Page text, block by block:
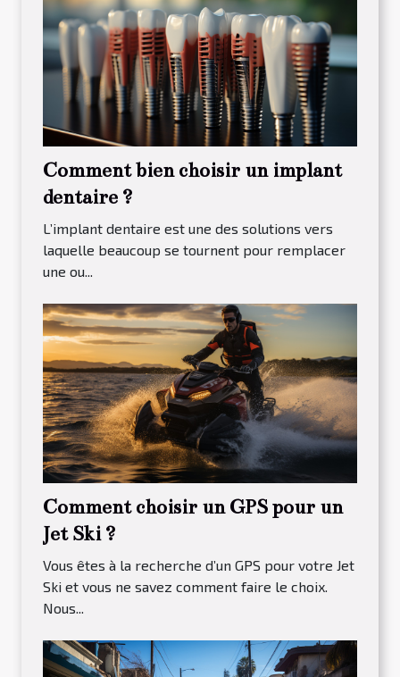
Comment bien choisir un implant
dentaire ?
L’implant dentaire est une des solutions vers
laquelle beaucoup se tournent pour remplacer
une ou...
Comment choisir un GPS pour un
Jet Ski ?
Vous êtes à la recherche d’un GPS pour votre Jet
Ski et vous ne savez comment faire le choix.
Nous...